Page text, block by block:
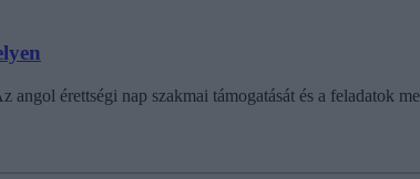
érettségi nap szakmai támogatását és a feladatok